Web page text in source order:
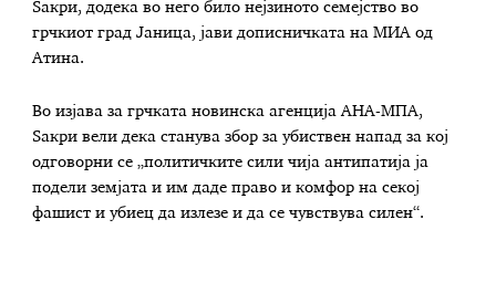
Ѕакри, додека во него било нејзиното семејство во
грчкиот град Јаница, јави дописничката на МИА од
Атина.
Во изјава за грчката новинска агенција АНА-МПА,
Ѕакри вели дека станува збор за убиствен напад за кој
одговорни се „политичките сили чија антипатија ја
подели земјата и им даде право и комфор на секој
фашист и убиец да излезе и да се чувствува силен“.